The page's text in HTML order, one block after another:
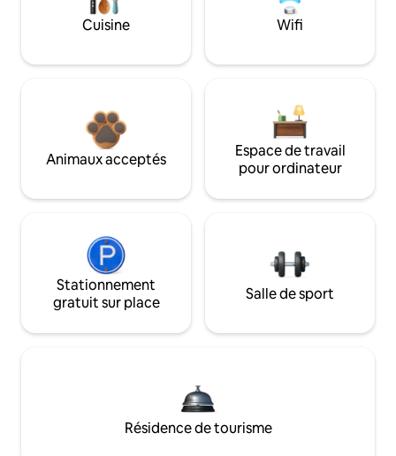
Cuisine Wifi
Animaux acceptés
Espace de travail
pour ordinateur
Stationnement
gratuit sur place
Salle de sport
Résidence de tourisme